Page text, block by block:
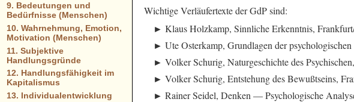
Wichtige Verläufertexte der GdP sind:
Klaus Holzkamp, Sinnliche Erkenntnis,
Ute Osterkamp, Grundlagen der
Volker Schurig, Naturgeschichte des
Volker Schurig, Entstehung des Bewußtseins,
Rainer Seidel, Denken — Psychologische
9. Bedeutungen und
Bedürfnisse (Menschen)
10. Wahrnehmung, Emotion,
Motivation (Menschen)
11. Subjektive
Handlungsgründe
12. Handlungsfähigkeit im
Kapitalismus
13. Individualentwicklung